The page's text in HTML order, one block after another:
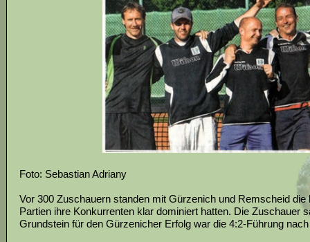
Foto: Sebastian Adriany
Vor 300 Zuschauern standen mit Gürzenich und Remscheid
Partien ihre Konkurrenten klar dominiert hatten. Die Zuschauer
Grundstein für den Gürzenicher Erfolg war die 4:2-Führung